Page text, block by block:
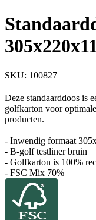
SKU: 100827
Deze standaarddoos is
golfkarton voor
producten.
- Inwendig formaat
- B-golf testliner bruin
- Golfkarton is 100%
- FSC Mix 70%